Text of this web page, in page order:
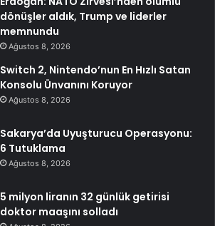
dönüşler aldık, Trump ve liderler
memnundu
Ağustos 8, 2026
Switch 2, Nintendo’nun En Hızlı Satan
Konsolu Ünvanını Koruyor
Ağustos 8, 2026
Sakarya’da Uyuşturucu Operasyonu:
6 Tutuklama
Ağustos 8, 2026
5 milyon liranın 32 günlük getirisi
doktor maaşını solladı